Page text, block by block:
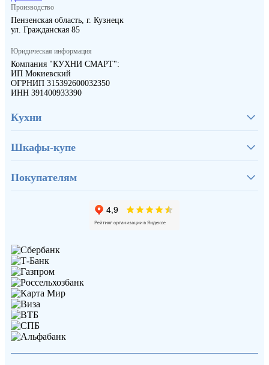
Производство
Пензенская область, г. Кузнецк
ул. Гражданская 85
Юридическая информация
Компания "КУХНИ СМАРТ":
ИП Мокиевский
ОГРНИП 315392600032350
ИНН 391400933390
Кухни
Шкафы-купе
Покупателям